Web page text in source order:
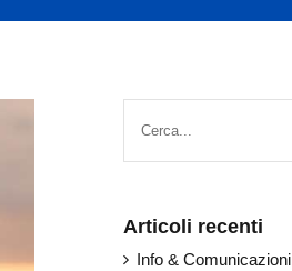
Articoli recenti
Info & Comunicazioni